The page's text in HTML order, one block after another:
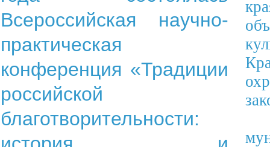
Всероссийская научно-
практическая
конференция «Традиции
российской
благотворительности: